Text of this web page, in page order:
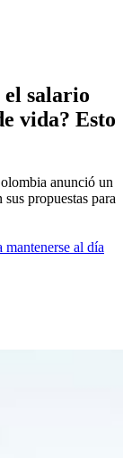
el salario
vida? Esto
anunció un
propuestas para
al día